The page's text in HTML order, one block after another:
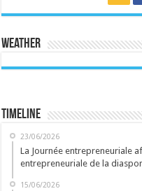
Weather
Timeline
23/06/2026
La Journée entrepreneuriale
entrepreneuriale de la
15/06/2026